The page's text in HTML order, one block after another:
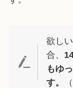
欲し
合、
もゆ
す。